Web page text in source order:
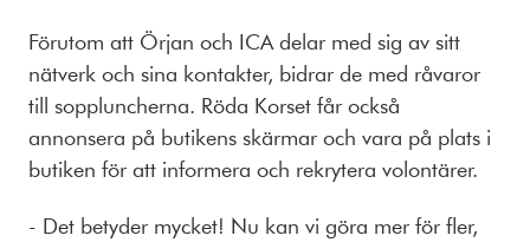
Förutom att Örjan och ICA delar med sig av sitt
nätverk och sina kontakter, bidrar de med råvaror
till soppluncherna. Röda Korset får också
annonsera på butikens skärmar och vara på plats i
butiken för att informera och rekrytera volontärer.
- Det betyder mycket! Nu kan vi göra mer för fler,